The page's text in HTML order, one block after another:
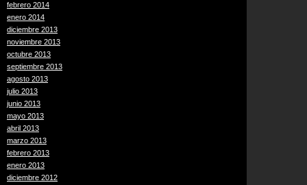
febrero 2014
enero 2014
diciembre 2013
noviembre 2013
octubre 2013
septiembre 2013
agosto 2013
julio 2013
junio 2013
mayo 2013
abril 2013
marzo 2013
febrero 2013
enero 2013
diciembre 2012